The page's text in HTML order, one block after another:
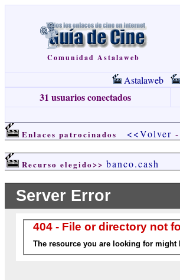
Comunidad Astalaweb
Astalaweb
31 usuarios conectados
Enlaces patrocinados <<Volver -
Recurso elegido>> banco.cash